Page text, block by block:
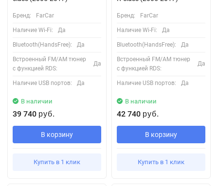
Бренд: FarCar
Наличие Wi-Fi: Да
Bluetooth(HandsFree): Да
Встроенный FM/AM тюнер
с функцией RDS:
Да
Наличие USB портов: Да
В наличии
39 740 руб.
В корзину
Купить в 1 клик
Бренд: FarCar
Наличие Wi-Fi: Да
Bluetooth(HandsFree): Да
Встроенный FM/AM тюнер
с функцией RDS:
Да
Наличие USB портов: Да
В наличии
42 740 руб.
В корзину
Купить в 1 клик